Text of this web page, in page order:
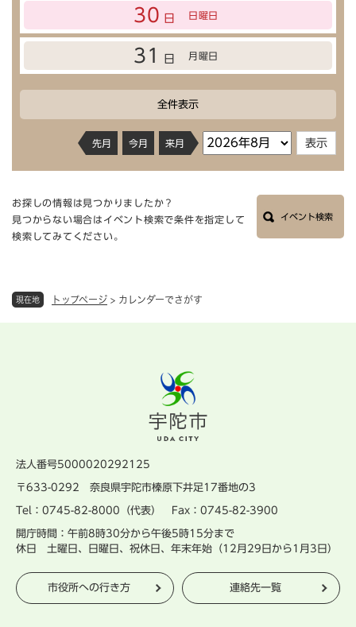
現在地 トップページ > カレンダーでさがす
30 日 日曜日
31 日 月曜日
全件表示
先月 今月 来月
お探しの情報は見つかりましたか？
見つからない場合はイベント検索で条件を指定して
検索してみてください。
イベント検索
法人番号5000020292125
〒633-0292 奈良県宇陀市榛原下井足17番地の3
Tel：0745-82-8000（代表） Fax：0745-82-3900
開庁時間：午前8時30分から午後5時15分まで
休日 土曜日、日曜日、祝休日、年末年始（12月29日から1月3日）
市役所への行き方 連絡先一覧